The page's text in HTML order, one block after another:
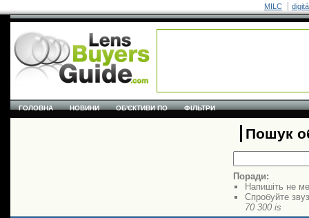
MILC
ГОЛОВНА НОВИНИ ОБ'ЄКТИВИ ПО ФІЛЬТРИ
Пошук
Поради:
Напишіть не
Спробуйте
70 300 is